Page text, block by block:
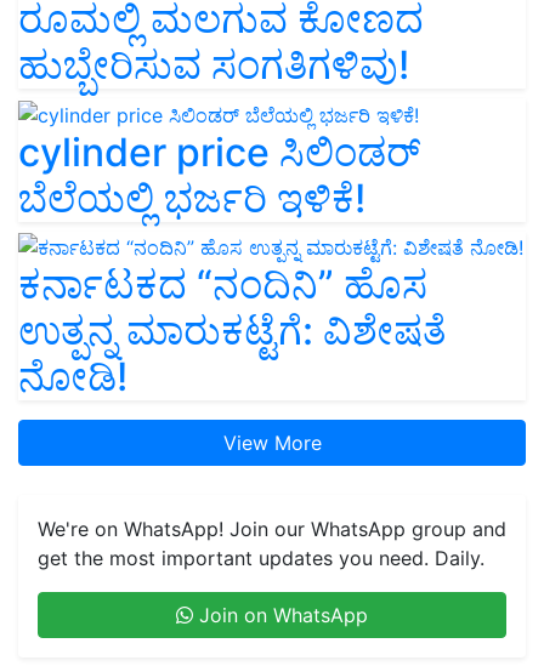
ರೂಮಲ್ಲಿ ಮಲಗುವ ಕೋಣದ
ಹುಬ್ಬೇರಿಸುವ ಸಂಗತಿಗಳಿವು!
cylinder price ಸಿಲಿಂಡರ್‌
ಬೆಲೆಯಲ್ಲಿ ಭರ್ಜರಿ ಇಳಿಕೆ!
ಕರ್ನಾಟಕದ “ನಂದಿನಿ” ಹೊಸ
ಉತ್ಪನ್ನ ಮಾರುಕಟ್ಟೆಗೆ: ವಿಶೇಷತೆ
ನೋಡಿ!
View More
We're on WhatsApp! Join our WhatsApp group and
get the most important updates you need. Daily.
Join on WhatsApp